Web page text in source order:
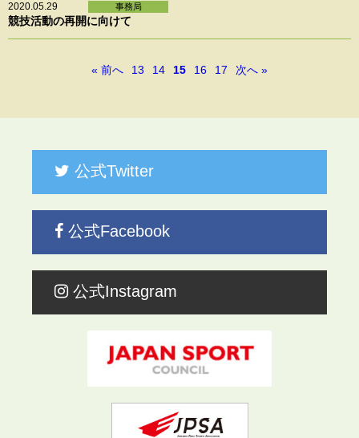
2020.05.29 事務局
競技活動の再開に向けて
« 前へ 13 14 15 16 17 次へ »
公式Twitter
公式Facebook
公式Instagram